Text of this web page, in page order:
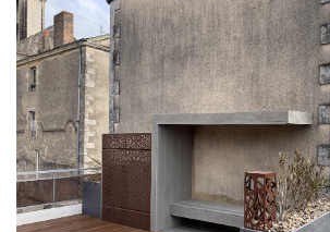
vous désinscrire à tout moment en utilisant le
désinscription
INSCRIPTION